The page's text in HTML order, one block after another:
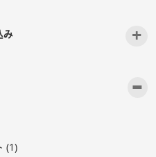
み +
-
(1)